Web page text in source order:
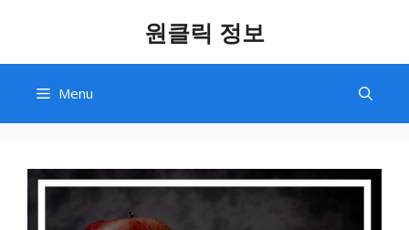
content
원클릭 정보
Menu